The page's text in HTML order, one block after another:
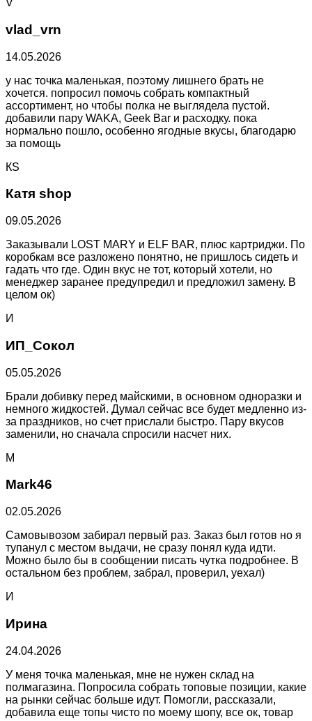
V
vlad_vrn
14.05.2026
у нас точка маленькая, поэтому лишнего брать не
хочется. попросил помочь собрать компактный
ассортимент, но чтобы полка не выглядела пустой.
добавили пару WAKA, Geek Bar и расходку. пока
нормально пошло, особенно ягодные вкусы, благодарю
за помощь
КS
Катя shop
09.05.2026
Заказывали LOST MARY и ELF BAR, плюс картриджи. По
коробкам все разложено понятно, не пришлось сидеть и
гадать что где. Один вкус не тот, который хотели, но
менеджер заранее предупредил и предложил замену. В
целом ок)
И
ИП_Сокол
05.05.2026
Брали добивку перед майскими, в основном одноразки и
немного жидкостей. Думал сейчас все будет медленно из-
за праздников, но счет прислали быстро. Пару вкусов
заменили, но сначала спросили насчет них.
M
Mark46
02.05.2026
Самовывозом забирал первый раз. Заказ был готов но я
тупанул с местом выдачи, не сразу понял куда идти.
Можно было бы в сообщении писать чутка подробнее. В
остальном без проблем, забрал, проверил, уехал)
И
Ирина
24.04.2026
У меня точка маленькая, мне не нужен склад на
полмагазина. Попросила собрать топовые позиции, какие
на рынки сейчас больше идут. Помогли, рассказали,
добавила еще топы чисто по моему шопу, все ок, товар